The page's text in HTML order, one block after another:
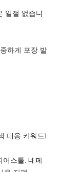
일절 없습니
하게 포장 발
대응 키워드)
어스톨, 네페